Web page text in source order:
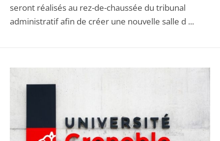
seront réalisés au rez-de-chaussée du tribunal
administratif afin de créer une nouvelle salle d ...